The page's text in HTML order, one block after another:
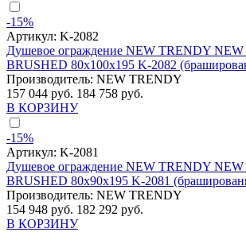
-15%
Артикул: K-2082
Душевое ограждение NEW TRENDY NEW
BRUSHED 80x100x195 K-2082
Производитель: NEW TRENDY
157 044 руб. 184 758 руб.
В КОРЗИНУ
-15%
Артикул: K-2081
Душевое ограждение NEW TRENDY NEW
BRUSHED 80x90x195 K-2081
Производитель: NEW TRENDY
154 948 руб. 182 292 руб.
В КОРЗИНУ